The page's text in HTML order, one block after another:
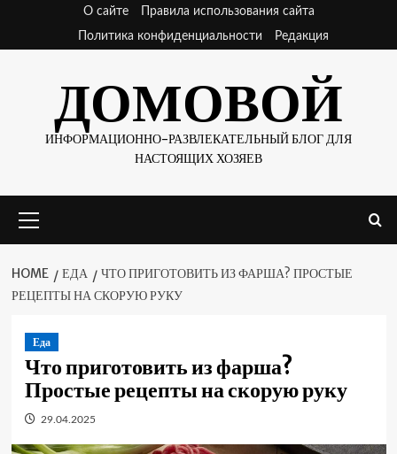
content
О сайте
Правила использования сайта
Политика конфиденциальности
Редакция
ДОМОВОЙ
ИНФОРМАЦИОННО-РАЗВЛЕКАТЕЛЬНЫЙ БЛОГ ДЛЯ
НАСТОЯЩИХ ХОЗЯЕВ
Menu
HOME ЕДА
ЧТО ПРИГОТОВИТЬ ИЗ ФАРША? ПРОСТЫЕ
РЕЦЕПТЫ НА СКОРУЮ РУКУ
Еда
Что приготовить из фарша?
Простые рецепты на скорую руку
29.04.2025